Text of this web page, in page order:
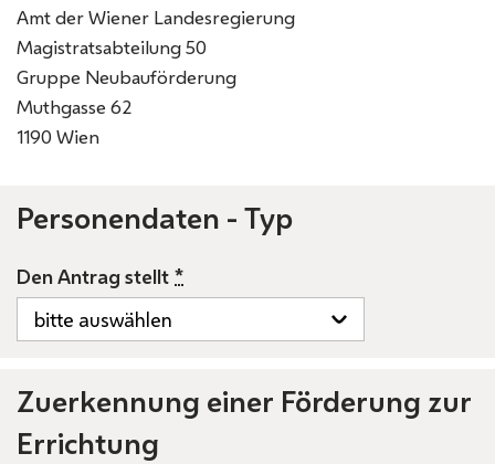
Amt der Wiener Landesregierung
Magistratsabteilung 50
Gruppe Neubauförderung
Muthgasse 62
1190 Wien
Personendaten - Typ
Den Antrag stellt *
Zuerkennung einer Förderung zur
Errichtung